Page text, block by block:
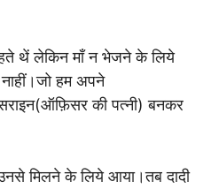
थें लेकिन माँ न भेजने के लिये
हम अपने
की पत्नी) बनकर
मिलने के लिये आया।तब दादी